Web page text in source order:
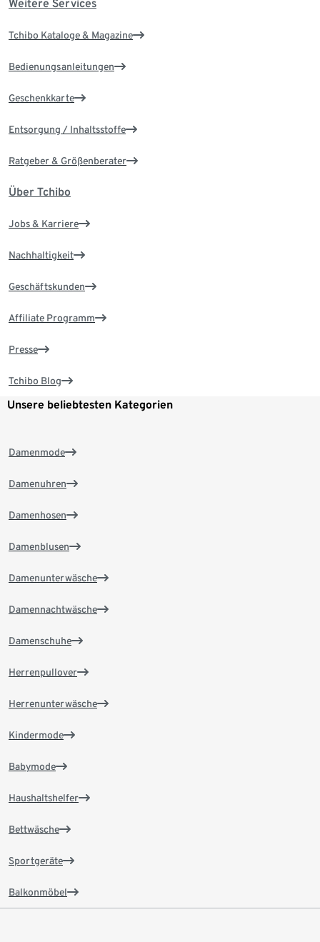
Weitere Services
Tchibo Kataloge & Magazine
Bedienungsanleitungen
Geschenkkarte
Entsorgung / Inhaltsstoffe
Ratgeber & Größenberater
Über Tchibo
Jobs & Karriere
Nachhaltigkeit
Geschäftskunden
Affiliate Programm
Presse
Tchibo Blog
Unsere beliebtesten Kategorien
Damenmode
Damenuhren
Damenhosen
Damenblusen
Damenunterwäsche
Damennachtwäsche
Damenschuhe
Herrenpullover
Herrenunterwäsche
Kindermode
Babymode
Haushaltshelfer
Bettwäsche
Sportgeräte
Balkonmöbel